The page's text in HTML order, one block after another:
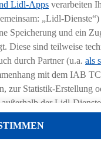
kununu.Hier geht's zu
Lidl-Apps verarbeiten
„Lidl-
Speicherung und ein
Diese sind teilweise
durch Partner (u.a. als
mit dem IAB
zur Statistik-Erstellung
der Lidl-
Werbung werden
Ausspielung von